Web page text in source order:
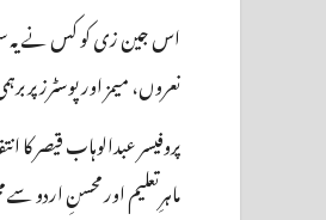
اس جین زی کو کس نے یہ
نعروں، میمز اور پوسٹرز پر
پروفیسر عبدالوہاب قیصر
ماہرِتعلیم اور محسنِ اردو سے